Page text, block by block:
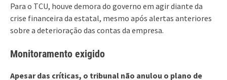
Para o TCU, houve demora do governo em agir diante da
crise financeira da estatal, mesmo após alertas anteriores
sobre a deterioração das contas da empresa.
Monitoramento exigido
Apesar das críticas, o tribunal não anulou o plano de